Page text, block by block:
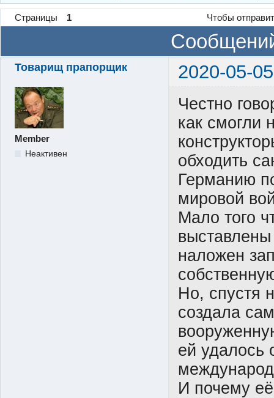
Страницы 1 Чтобы
Товарищ прапорщик 2020-05-
Member
Неактивен
Честно
как смогли
обходить
Германию
мировой
Мало того
наложен
Но, спустя
создала
ей удалось
И почему